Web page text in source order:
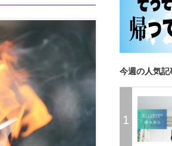
今週の人気記
1